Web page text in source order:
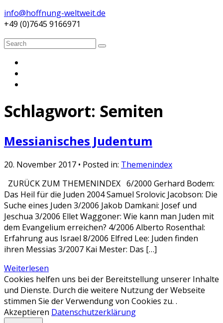
info@hoffnung-weltweit.de
+49 (0)7645 9166971
Search
Search
Schlagwort: Semiten
Messianisches Judentum
20. November 2017 • Posted in: Themenindex
ZURÜCK ZUM THEMENINDEX 6/2000 Gerhard Bodem:
Das Heil für die Juden 2004 Samuel Srolovic Jacobson: Die
Suche eines Juden 3/2006 Jakob Damkani: Josef und
Jeschua 3/2006 Ellet Waggoner: Wie kann man Juden mit
dem Evangelium erreichen? 4/2006 Alberto Rosenthal:
Erfahrung aus Israel 8/2006 Elfred Lee: Juden finden
ihren Messias 3/2007 Kai Mester: Das […]
Weiterlesen
Cookies helfen uns bei der Bereitstellung unserer Inhalte
und Dienste. Durch die weitere Nutzung der Webseite
stimmen Sie der Verwendung von Cookies zu. .
Akzeptieren Datenschutzerklärung